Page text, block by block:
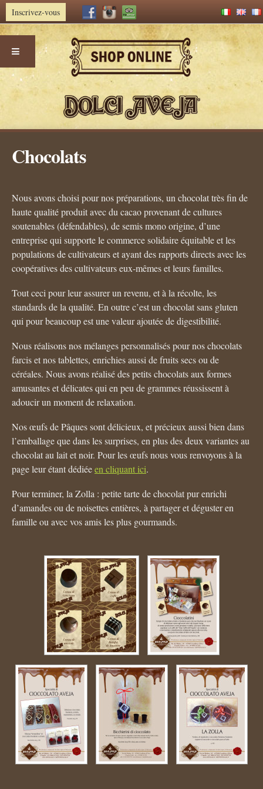
Inscrivez-vous
contenu
Chocolats
Nous avons choisi pour nos préparations, un chocolat très fin de
haute qualité produit avec du cacao provenant de cultures
soutenables (défendables), de semis mono origine, d’une
entreprise qui supporte le commerce solidaire équitable et les
populations de cultivateurs et ayant des rapports directs avec les
coopératives des cultivateurs eux-mêmes et leurs familles.
Tout ceci pour leur assurer un revenu, et à la récolte, les
standards de la qualité. En outre c’est un chocolat sans gluten
qui pour beaucoup est une valeur ajoutée de digestibilité.
Nous réalisons nos mélanges personnalisés pour nos chocolats
farcis et nos tablettes, enrichies aussi de fruits secs ou de
céréales. Nous avons réalisé des petits chocolats aux formes
amusantes et délicates qui en peu de grammes réussissent à
adoucir un moment de relaxation.
Nos œufs de Pâques sont délicieux, et précieux aussi bien dans
l’emballage que dans les surprises, en plus des deux variantes au
chocolat au lait et noir. Pour les œufs nous vous renvoyons à la
page leur étant dédiéeen cliquant ici.
Pour terminer, la Zolla : petite tarte de chocolat pur enrichi
d’amandes ou de noisettes entières, à partager et déguster en
famille ou avec vos amis les plus gourmands.